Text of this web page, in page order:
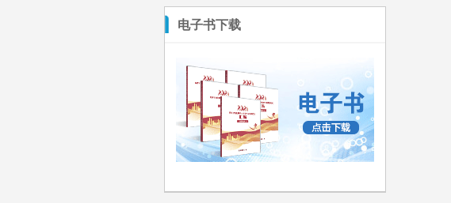
电子书下载